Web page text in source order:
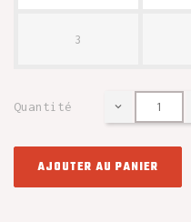
3
Quantité
AJOUTER AU PANIER